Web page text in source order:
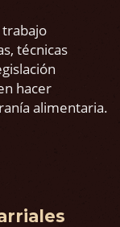
técnicas
hacer
alimentaria.